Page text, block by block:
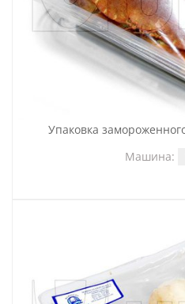
Упаковка
Машина: